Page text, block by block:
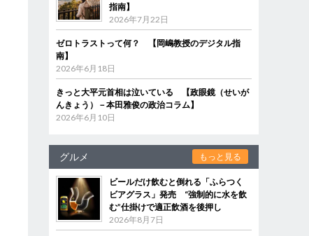
指南】
2026年7月22日
ゼロトラストって何？ 【岡嶋教授のデジタル指
南】
2026年6月18日
きっと大平元首相は泣いている 【政眼鏡（せいが
んきょう）－本田雅俊の政治コラム】
2026年6月10日
グルメ もっと見る
ビールだけ飲むと倒れる「ふらつく
ビアグラス」発売 “強制的に水を飲
む”仕掛けで適正飲酒を後押し
2026年8月7日